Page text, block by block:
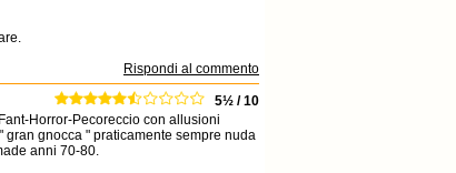
Rispondi al commento
5½ / 10
Horror-Pecoreccio con allusioni
gnocca " praticamente sempre nuda
anni 70-80.